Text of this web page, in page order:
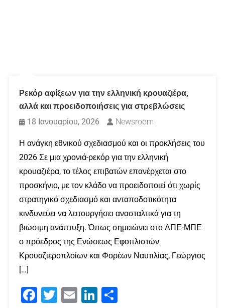
Ρεκόρ αφίξεων για την ελληνική κρουαζιέρα,
αλλά και προειδοποιήσεις για στρεβλώσεις
18 Ιανουαρίου, 2026
Newsroom
Η ανάγκη εθνικού σχεδιασμού και οι προκλήσεις του
2026 Σε μια χρονιά-ρεκόρ για την ελληνική
κρουαζιέρα, το τέλος επιβατών επανέρχεται στο
προσκήνιο, με τον κλάδο να προειδοποιεί ότι χωρίς
στρατηγικό σχεδιασμό και ανταποδοτικότητα
κινδυνεύει να λειτουργήσει ανασταλτικά για τη
βιώσιμη ανάπτυξη. Όπως σημειώνει στο ΑΠΕ-ΜΠΕ
ο πρόεδρος της Ενώσεως Εφοπλιστών
Κρουαζιεροπλοίων και Φορέων Ναυτιλίας, Γεώργιος
[…]
Facebook
Twitter Email LinkedIn